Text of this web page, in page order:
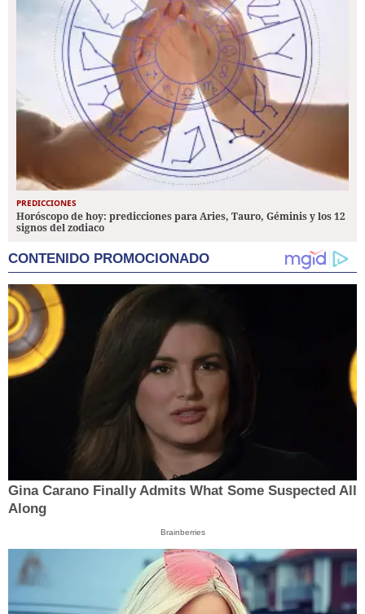
PREDICCIONES
Horóscopo de hoy: predicciones para Aries, Tauro, Géminis y los 12
signos del zodiaco
CONTENIDO PROMOCIONADO
Gina Carano Finally Admits What Some Suspected All
Along
Brainberries